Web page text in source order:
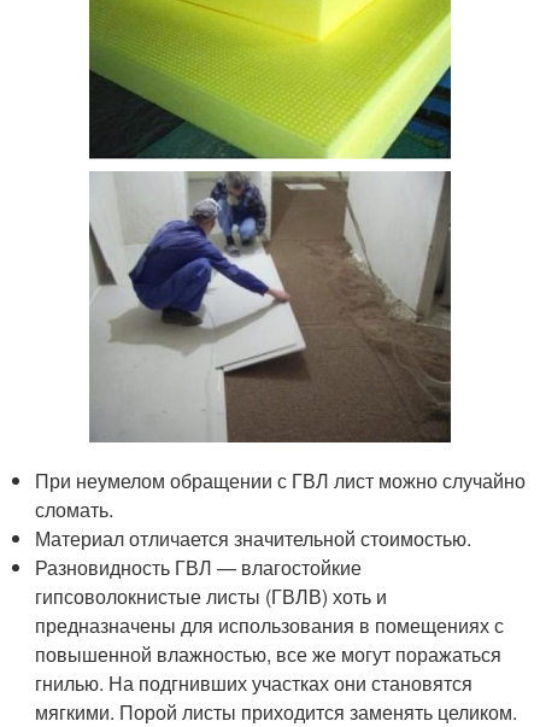
При неумелом обращении с ГВЛ лист можно случайно
сломать.
Материал отличается значительной стоимостью.
Разновидность ГВЛ — влагостойкие
гипсоволокнистые листы (ГВЛВ) хоть и
предназначены для использования в помещениях с
повышенной влажностью, все же могут поражаться
гнилью. На подгнивших участках они становятся
мягкими. Порой листы приходится заменять целиком.